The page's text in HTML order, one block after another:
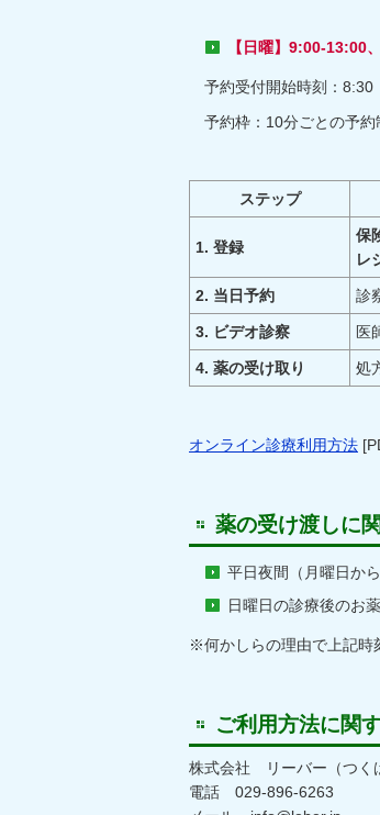
【日曜】9:00-13:00
予約受付開始時刻：8:30
予約枠：10分ごとの予約
ステップ
1. 登録
保
レ
2. 当日予約 診
3. ビデオ診察 医
4. 薬の受け取り 処
オンライン診療利用方法
薬の受け渡しに
平日夜間（月曜日か
日曜日の診療後のお
※何かしらの理由で上記時
ご利用方法に関
株式会社 リーバー（つく
電話 029-896-6263